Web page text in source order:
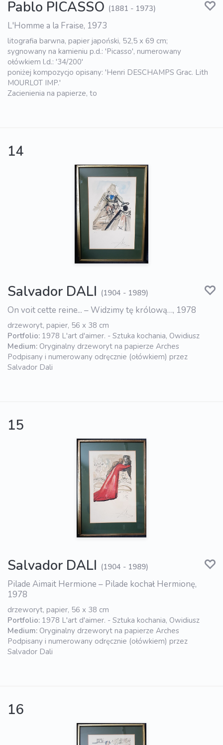
Pablo PICASSO (1881 - 1973)
L'Homme a la Fraise, 1973
litografia barwna, papier japoński, 52,5 x 69 cm;
sygnowany na kamieniu p.d.: 'Picasso', numerowany
ołówkiem l.d.: '34/200'
poniżej kompozycjo opisany: 'Henri DESCHAMPS Grac. Lith
MOURLOT IMP.'
Zacienienia na papierze, to
14
Salvador DALI (1904 - 1989)
On voit cette reine... – Widzimy tę królową…, 1978
drzeworyt, papier, 56 x 38 cm
Portfolio: 1978 L'art d'aimer. - Sztuka kochania, Owidiusz
Medium: Oryginalny drzeworyt na papierze Arches
Podpisany i numerowany odręcznie (ołówkiem) przez
Salvador Dali
15
Salvador DALI (1904 - 1989)
Pilade Aimait Hermione – Pilade kochał Hermionę,
1978
drzeworyt, papier, 56 x 38 cm
Portfolio: 1978 L'art d'aimer. - Sztuka kochania, Owidiusz
Medium: Oryginalny drzeworyt na papierze Arches
Podpisany i numerowany odręcznie (ołówkiem) przez
Salvador Dali
16